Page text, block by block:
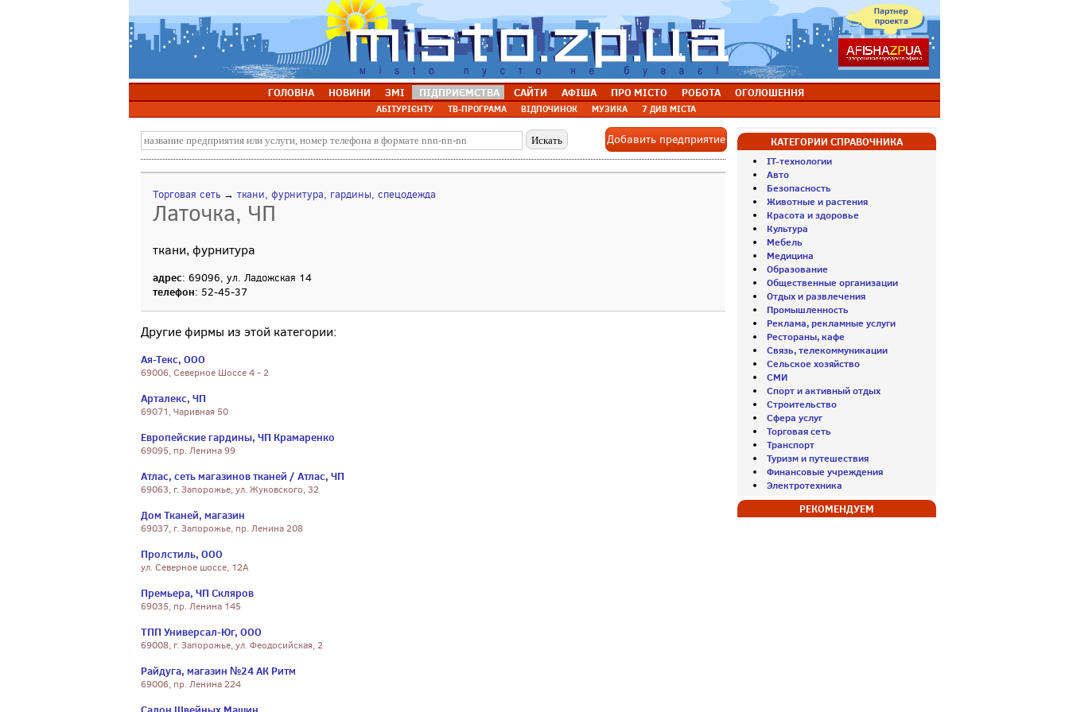
ГОЛОВНА НОВИНИ ЗМІ ПІДПРИЄМСТВА САЙТИ АФІША ПРО МІСТО РОБОТА ОГОЛОШЕННЯ
АБІТУРІЄНТУ ТВ-ПРОГРАМА ВІДПОЧИНОК МУЗИКА 7 ДИВ МІСТА
Добавить предприятие
Торговая сеть → ткани, фурнитура, гардины, спецодежда
Латочка, ЧП
ткани, фурнитура
адрес: 69096, ул. Ладожская 14
телефон: 52-45-37
Другие фирмы из этой категории:
Ая-Текс, ООО
69006, Северное Шоссе 4 - 2
Арталекс, ЧП
69071, Чаривная 50
Европейские гардины, ЧП Крамаренко
69095, пр. Ленина 99
Атлас, сеть магазинов тканей / Атлас, ЧП
69063, г. Запорожье, ул. Жуковского, 32
Дом Тканей, магазин
69037, г. Запорожье, пр. Ленина 208
Пролстиль, ООО
ул. Северное шоссе, 12А
Премьера, ЧП Скляров
69035, пр. Ленина 145
ТПП Универсал-Юг, ООО
69008, г. Запорожье, ул. Феодосийская, 2
Райдуга, магазин №24 АК Ритм
69006, пр. Ленина 224
КАТЕГОРИИ СПРАВОЧНИКА
IT-технологии
Авто
Безопасность
Животные и растения
Красота и здоровье
Культура
Мебель
Медицина
Образование
Общественные организации
Отдых и развлечения
Промышленность
Реклама, рекламные услуги
Рестораны, кафе
Связь, телекоммуникации
Сельское хозяйство
СМИ
Спорт и активный отдых
Строительство
Сфера услуг
Торговая сеть
Транспорт
Туризм и путешествия
Финансовые учреждения
Электротехника
РЕКОМЕНДУЕМ